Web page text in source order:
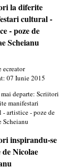
la diferite
cultural -
- poze de
Scheianu
ecreator
07 Iunie 2015
departe: Scriitori
manifestari
- artistice - poze de
Scheianu
inspirandu-se
de Nicolae